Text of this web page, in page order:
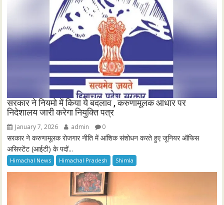
सरकार ने नियमो में किया ये बदलाव , करुणामूलक आधार पर
निदेशालय जारी करेगा नियुक्ति पत्र
January 7, 2026 admin 0
सरकार ने करुणामूलक रोजगार नीति में आंशिक संशोधन करते हुए जूनियर ऑफिस
असिस्टेंट (आईटी) के पदों...
Himachal News Himachal Pradesh Shimla